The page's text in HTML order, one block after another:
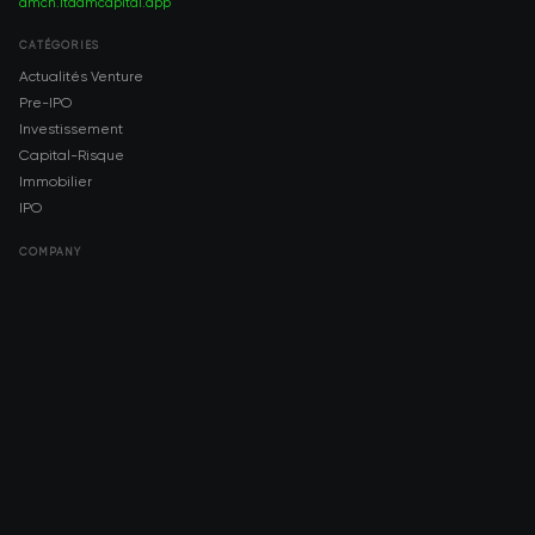
CATÉGORIES
Actualités Venture
Pre-IPO
Investissement
Capital-Risque
Immobilier
IPO
COMPANY